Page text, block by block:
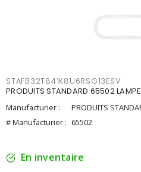
STAFB32T841K8U6RSG13ESV
PRODUITS STANDARD 65502
Manufacturier :
PRODUITS
# Manufacturier : 65502
En inventaire